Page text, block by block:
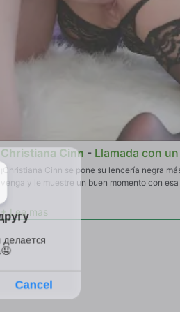
Christiana Cinn - Llamada con
¡Christiana Cinn se pone su lencería negra
venga y le muestre un buen momento con